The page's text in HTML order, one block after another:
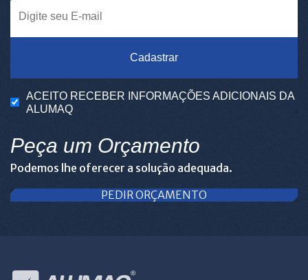
Cadastrar
ACEITO RECEBER INFORMAÇÕES ADICIONAIS DA
ALUMAQ
Peça um Orçamento
Podemos lhe oferecer a solução adequada.
PEDIR ORÇAMENTO